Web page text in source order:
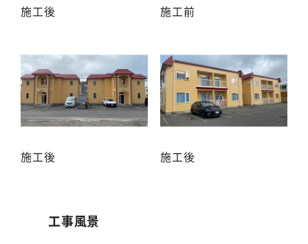
施工後 施工前
施工後 施工後
工事風景